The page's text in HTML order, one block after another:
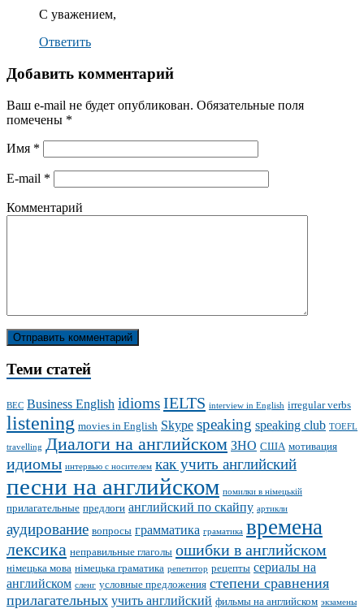
С уважением,
Ответить
Добавить комментарий
Ваш e-mail не будет опубликован. Обязательные поля
помечены *
Имя *
E-mail *
Комментарий
Теми статей
BEC Business English idiomsIELTS interview in English irregular verbs
listening movies in English Skype speaking speaking club TOEFL
travelling Диалоги на английском ЗНО США мотивация
идиомы интервью с носителем как учить английский
песни на английском помилки в німецькій
прилагательные предлоги английский по скайпу артикли
аудирование вопросы грамматика граматика времена
лексика неправильные глаголы ошибки в английском
німецька мова німецька граматика репетитор рецепты сериалы на
английском сленг условные предложения степени сравнения
прилагательных учить английский фильмы на английском экзамены